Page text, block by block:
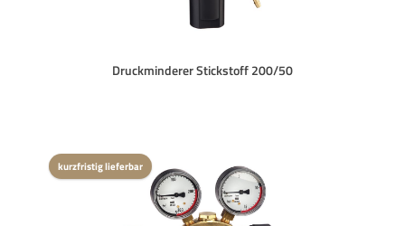
Druckminderer Stickstoff 200/50
kurzfristig lieferbar